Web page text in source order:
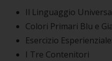
Il Linguaggio
Colori Primari Blu e
Esercizio
I Tre Contenitori